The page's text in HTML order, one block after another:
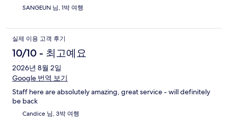
SANGEUN 님, 1박 여행
실제 이용 고객 후기
10/10 - 최고예요
2026년 8월 2일
Google 번역 보기
Staff here are absolutely amazing, great service - will definitely
be back
Candice 님, 3박 여행